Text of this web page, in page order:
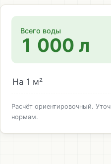
Всего воды
1 000 л
На 1 м²
Расчёт ориентировочный.
нормам.